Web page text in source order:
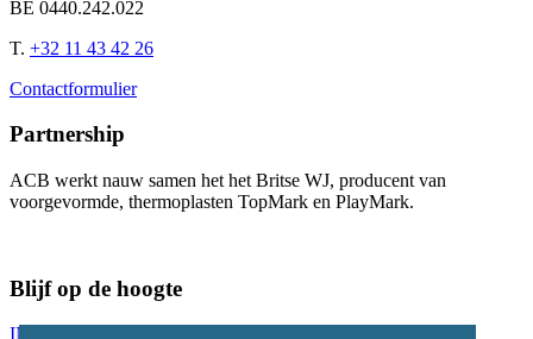
BE 0440.242.022
T. +32 11 43 42 26
Contactformulier
Partnership
ACB werkt nauw samen het het Britse WJ, producent van
voorgevormde, thermoplasten TopMark en PlayMark.
Blijf op de hoogte
INSCHRIJVEN NIEUWSBRIEF